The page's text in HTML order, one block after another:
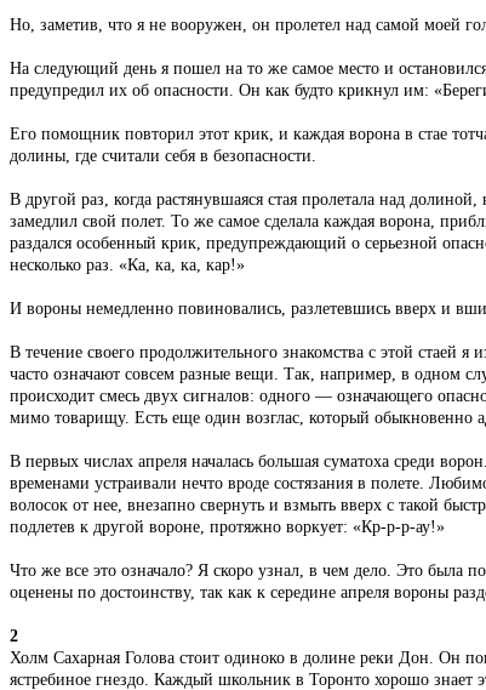
Но, заметив, что я не вооружен, он пролетел над самой моей
На следующий день я пошел на то же самое место и
предупредил их об опасности. Он как будто крикнул им:
Его помощник повторил этот крик, и каждая ворона в стае
долины, где считали себя в безопасности.
В другой раз, когда растянувшаяся стая пролетала над
замедлил свой полет. То же самое сделала каждая ворона,
раздался особенный крик, предупреждающий о серьезной
несколько раз. «Ка, ка, ка, кар!»
И вороны немедленно повиновались, разлетевшись вверх и
В течение своего продолжительного знакомства с этой стаей
часто означают совсем разные вещи. Так, например, в одном
происходит смесь двух сигналов: одного — означающего
мимо товарищу. Есть еще один возглас, который обыкновенно
В первых числах апреля началась большая суматоха среди
временами устраивали нечто вроде состязания в полете.
волосок от нее, внезапно свернуть и взмыть вверх с такой
подлетев к другой вороне, протяжно воркует: «Кр-р-р-ау!»
Что же все это означало? Я скоро узнал, в чем дело. Это
оценены по достоинству, так как к середине апреля вороны
2
Холм Сахарная Голова стоит одиноко в долине реки Дон. Он
ястребиное гнездо. Каждый школьник в Торонто хорошо знает